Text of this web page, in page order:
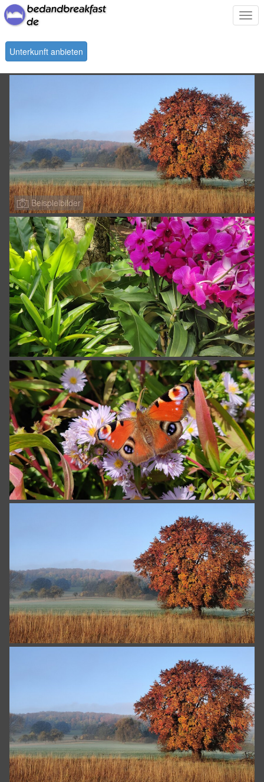
Unterkunft anbieten
Beispielbilder